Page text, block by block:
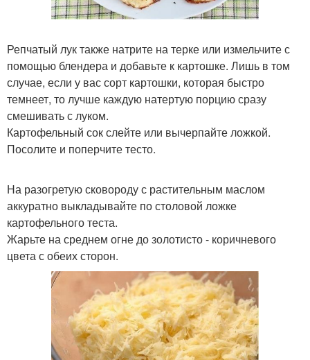
Репчатый лук также натрите на терке или измельчите с
помощью блендера и добавьте к картошке. Лишь в том
случае, если у вас сорт картошки, которая быстро
темнеет, то лучше каждую натертую порцию сразу
смешивать с луком.
Картофельный сок слейте или вычерпайте ложкой.
Посолите и поперчите тесто.
На разогретую сковороду с растительным маслом
аккуратно выкладывайте по столовой ложке
картофельного теста.
Жарьте на среднем огне до золотисто - коричневого
цвета с обеих сторон.